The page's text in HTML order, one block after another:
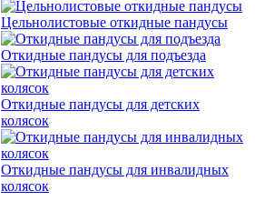
Цельнолистовые откидные пандусы
Откидные пандусы для подъезда
Откидные пандусы для детских
колясок
Откидные пандусы для инвалидных
колясок